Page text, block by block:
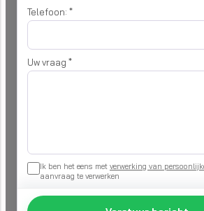
Telefoon: *
Uw vraag *
Ik ben het eens met verwerking van
aanvraag te verwerken